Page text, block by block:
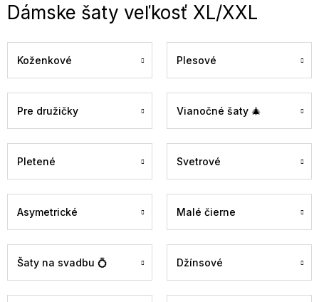
Dámske šaty veľkosť XL/XXL
Koženkové Plesové
Pre družičky Vianočné šaty 🎄
Pletené Svetrové
Asymetrické Malé čierne
Šaty na svadbu 💍 Džínsové